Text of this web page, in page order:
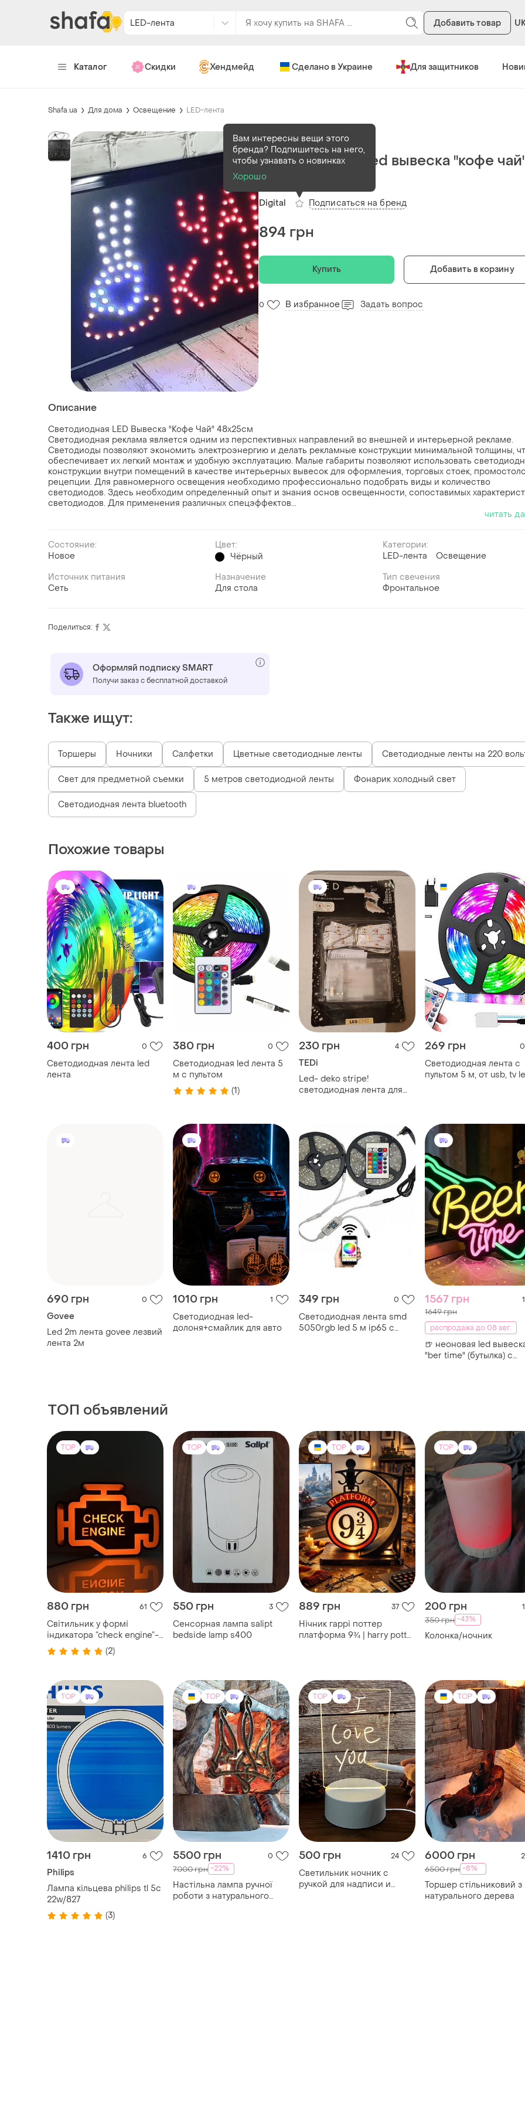
LED-лента Добавить товар
Каталог Скидки Хендмейд Сделано в Украине Для защитников
Shafa.ua Для дома Освещение LED-лента
В наличии98 шт
Светодиодная led вывеска "кофе
48х25см
Digital
Вам интересны вещи этого
бренда? Подпишитесь на него,
чтобы узнавать о новинках
Хорошо
Подписаться на бренд
894 грн
Купить Добавить в корзину
0 В избранное Задать вопрос
Описание
Светодиодная LED Вывеска "Кофе Чай" 48х25см
Светодиодная реклама является одним из перспективных направлений во внешней и интерьерной рекламе.
Светодиоды позволяют экономить электроэнергию и делать рекламные конструкции минимальной толщины,
обеспечивает их легкий монтаж и удобную эксплуатацию. Малые габариты позволяют использовать
конструкции внутри помещений в качестве интерьерных вывесок для оформления, торговых стоек,
рецепции. Для равномерного освещения необходимо профессионально подобрать виды и количество
светодиодов. Здесь необходим определенный опыт и знания основ освещенности, сопоставимых
светодиодов. Для применения различных спецэффектов...
читать
Состояние:
Новое
Цвет:
Чёрный
Категории:
LED-лента
Освещение
Источник питания
Сеть
Назначение
Для стола
Тип свечения
Фронтальное
Поделиться:
Оформляй подписку SMART
Получи заказ с бесплатной доставкой
Также ищут:
Торшеры Ночники Салфетки Цветные светодиодные ленты Светодиодные ленты на 220
Свет для предметной съемки 5 метров светодиодной ленты Фонарик холодный свет
Светодиодная лента bluetooth
Похожие товары
400 грн 0
Светодиодная лента led
лента
380 грн 0
Светодиодная led лента 5
м с пультом
(1)
230 грн 4
TEDi
Led- deko stripe!
светодиодная лента для
269 грн 0
Светодиодная лента с
пультом 5 м, от usb, tv
690 грн 0
Govee
Led 2m лента govee лезвий
лента 2м
1010 грн 1
Светодиодная led-
долоня+смайлик для авто
349 грн 0
Светодиодная лента smd
5050rgb led 5 м ip65 с
1567 грн 1
1649 грн
распродажа до 08 авг.
🍺 неоновая led
"ber time" (бутылка) с
ТОП объявлений
TOP
880 грн 61
Світильник у формі
індикатора “check engine”-
яскравий і впізнаваний
символ. для гаража,
елемент інтерʼєру
(2)
TOP
550 грн 3
Сенсорная лампа salipt
bedside lamp s400
TOP
889 грн 37
Нічник гаррі поттер
платформа 9¾ | harry potter
TOP
200 грн 1
350 грн -43%
Колонка/ночник
TOP
1410 грн 6
Philips
Лампа кільцева philips tl 5c
22w/827
(3)
TOP
5500 грн 0
7000 грн -22%
Настільна лампа ручної
роботи з натурального
TOP
500 грн 24
Светильник ночник с
ручкой для надписи и
TOP
6000 грн 2
6500 грн -8%
Торшер стільниковий з
натурального дерева